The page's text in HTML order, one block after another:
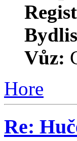
Vůz:
Hore
Re: